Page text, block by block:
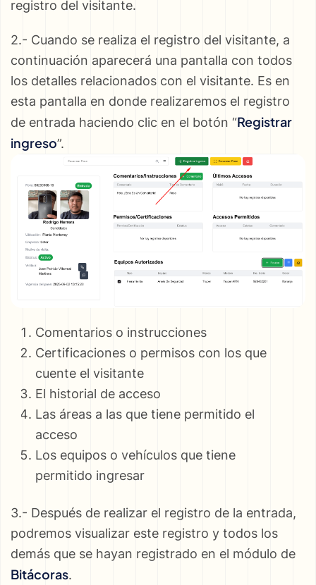
registro del visitante.
2.- Cuando se realiza el registro del visitante, a
continuación aparecerá una pantalla con todos
los detalles relacionados con el visitante. Es en
esta pantalla en donde realizaremos el registro
de entrada haciendo clic en el botón “Registrar
ingreso”.
Comentarios o instrucciones
Certificaciones o permisos con los que
cuente el visitante
El historial de acceso
Las áreas a las que tiene permitido el
acceso
Los equipos o vehículos que tiene
permitido ingresar
3.- Después de realizar el registro de la entrada,
podremos visualizar este registro y todos los
demás que se hayan registrado en el módulo de
Bitácoras.